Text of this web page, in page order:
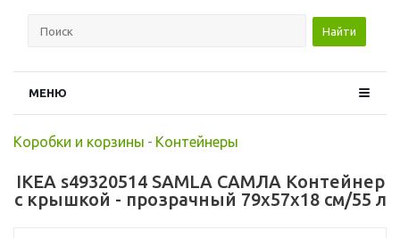
Найти
МЕНЮ
Коробки и корзины - Контейнеры
IKEA s49320514 SAMLA САМЛА Контейнер
с крышкой - прозрачный 79x57x18 см/55 л